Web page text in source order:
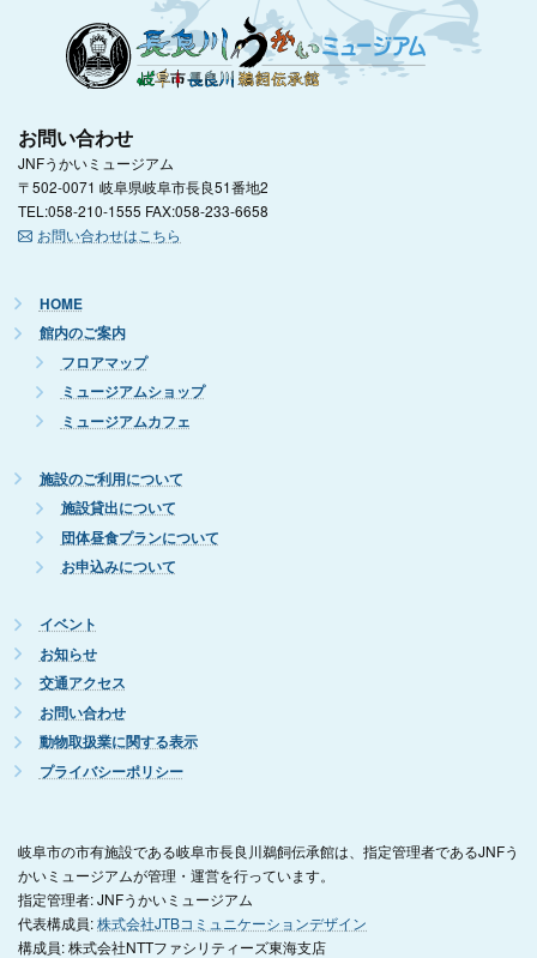
お問い合わせ
JNFうかいミュージアム
〒502-0071 岐阜県岐阜市長良51番地2
TEL:058-210-1555 FAX:058-233-6658
お問い合わせはこちら
HOME
館内のご案内
フロアマップ
ミュージアムショップ
ミュージアムカフェ
施設のご利用について
施設貸出について
団体昼食プランについて
お申込みについて
イベント
お知らせ
交通アクセス
お問い合わせ
動物取扱業に関する表示
プライバシーポリシー
岐阜市の市有施設である岐阜市長良川鵜飼伝承館は、指定管理者であるJNFう
かいミュージアムが管理・運営を行っています。
指定管理者: JNFうかいミュージアム
代表構成員:株式会社JTBコミュニケーションデザイン
構成員: 株式会社NTTファシリティーズ東海支店